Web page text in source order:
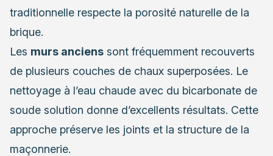
traditionnelle respecte la porosité naturelle de la
brique.
Les murs anciens sont fréquemment recouverts
de plusieurs couches de chaux superposées. Le
nettoyage à l’eau chaude avec du bicarbonate de
soude solution donne d’excellents résultats. Cette
approche préserve les joints et la structure de la
maçonnerie.